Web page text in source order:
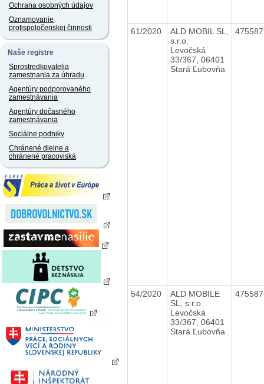
Ochrana osobných údajov
Oznamovanie
protispoločenskej činnosti
Naše registre
Sprostredkovatelia
zamestnania za úhradu
Agentúry podporovaného
zamestnávania
Agentúry dočasného
zamestnávania
Sociálne podniky
Chránené dielne a
chránené pracoviská
61/2020
ALD MOBIL SL,
s.r.o.
Levočská
33/367, 06401
Stará Ľubovňa
54/2020
ALD MOBILE
SL, s.r.o.
Levočská
33/367, 06401
Stará Ľubovňa